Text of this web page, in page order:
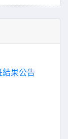
結果公告